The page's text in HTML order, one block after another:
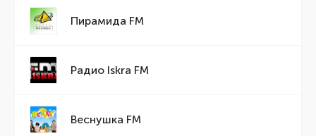
Пирамида FM
Радио Iskra FM
Веснушка FM